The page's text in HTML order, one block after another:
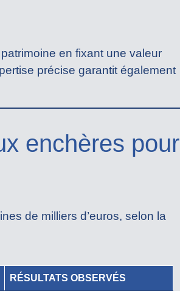
en fixant une valeur
précise garantit également
enchères pour
de milliers d’euros, selon la
RÉSULTATS OBSERVÉS